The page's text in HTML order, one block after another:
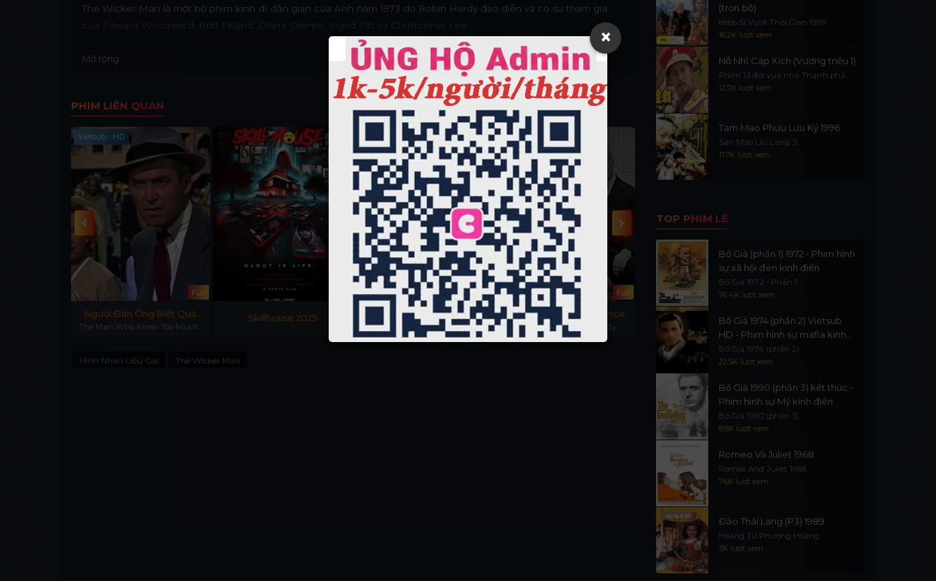
The Wicker Man là một bộ phim kinh dị dân gian của Anh năm 1973 do Robin Hardy đạo diễn và có sự tham gia
của Edward Woodward, Britt Ekland, Diane Cilento, Ingrid Pitt và Christopher Lee.
Mở rộng...
PHIM LIÊN QUAN
Vietsub - HD
Full
Người Đàn Ông Biết Quá
Nhiều
The Man Who Knew Too Much
Skillhouse 2025
Full
Cô Nàng Vui Tính
Funny Girl
Vietsub - HD
Full
Người Giết Liberty Valance
The Man Who Shot Liberty
Valance
Vietsub - HD
Full
Tòa Án Chiến Tranh
Judgment At Nuremberg
Bambi 2025: The
Reckoning (dub)
Hình Nhân Liễu Gai The Wicker Man
(trọn bộ)
Hiệp Sĩ Vượt Thời Gian 1999
16.2K lượt xem
Nỗ Nhĩ Cáp Xích (Vương triều 1)
Phim 13 đời vua nhà Thanh phần
112.7K lượt xem
Tam Mao Phưu Lưu Ký 1996
San Mao Liu Lang Ji
11.7K lượt xem
TOP PHIM LẺ
Bố Già (phần 1) 1972 - Phim hình
sự xã hội đen kinh điển
Bố Già 1972 - Phần 1
76.4K lượt xem
Bố Già 1974 (phần 2) Vietsub
HD - Phim hình sự mafia kinh
điển
Bố Già 1974 (phần 2)
22.5K lượt xem
Bố Già 1990 (phần 3) kết thúc -
Phim hình sự Mỹ kinh điển
Bố Già 1990 (phần 3)
8.8K lượt xem
Romeo Và Juliet 1968
Romeo And Juliet 1968
7.6K lượt xem
Đào Thái Lang (P3) 1989
Hoàng Tử Phượng Hoàng
3K lượt xem
×